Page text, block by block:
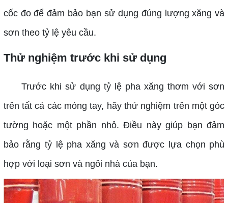
cốc đo để đảm bảo bạn sử dụng đúng lượng xăng và
sơn theo tỷ lệ yêu cầu.
Thử nghiệm trước khi sử dụng
Trước khi sử dụng tỷ lệ pha xăng thơm với sơn
trên tất cả các móng tay, hãy thử nghiệm trên một góc
tường hoặc một phần nhỏ. Điều này giúp bạn đảm
bảo rằng tỷ lệ pha xăng và sơn được lựa chọn phù
hợp với loại sơn và ngôi nhà của bạn.